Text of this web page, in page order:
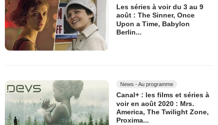
Les séries à voir du 3 au 9
août : The Sinner, Once
Upon a Time, Babylon
Berlin...
News - Au programme
Canal+ : les films et séries à
voir en août 2020 : Mrs.
America, The Twilight Zone,
Proxima...